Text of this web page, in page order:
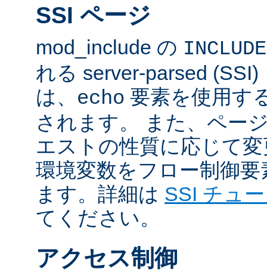
SSI ページ
mod_include の
れる server-parsed
は、 echo 要素を使用す
されます。 また、ペー
エストの性質に応じて
環境変数をフロー制御
ます。詳細は SSI チュ
てください。
アクセス制御